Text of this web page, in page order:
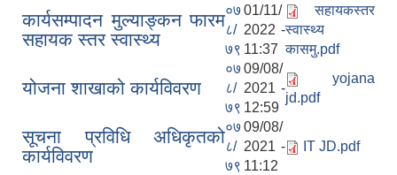
कार्यसम्पादन मुल्याङ्कन फारम
सहायक स्तर स्वास्थ्य
०७
८/
७९
01/11/
2022 -
11:37
सहायकस्तर
स्वास्थ्य
कासमु.pdf
योजना शाखाको कार्यविवरण
०७
८/
७९
09/08/
2021 -
12:59
yojana
jd.pdf
सूचना प्रविधि अधिकृतको
कार्यविवरण
०७
८/
७९
09/08/
2021 -
11:12
IT JD.pdf